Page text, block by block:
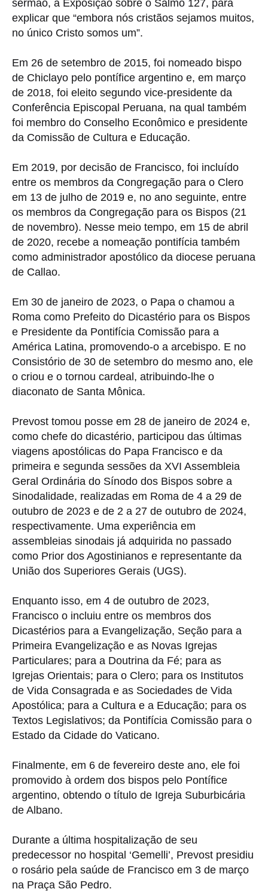
sermão, a Exposição sobre o Salmo 127, para
explicar que “embora nós cristãos sejamos muitos,
no único Cristo somos um”.
Em 26 de setembro de 2015, foi nomeado bispo
de Chiclayo pelo pontífice argentino e, em março
de 2018, foi eleito segundo vice-presidente da
Conferência Episcopal Peruana, na qual também
foi membro do Conselho Econômico e presidente
da Comissão de Cultura e Educação.
Em 2019, por decisão de Francisco, foi incluído
entre os membros da Congregação para o Clero
em 13 de julho de 2019 e, no ano seguinte, entre
os membros da Congregação para os Bispos (21
de novembro). Nesse meio tempo, em 15 de abril
de 2020, recebe a nomeação pontifícia também
como administrador apostólico da diocese peruana
de Callao.
Em 30 de janeiro de 2023, o Papa o chamou a
Roma como Prefeito do Dicastério para os Bispos
e Presidente da Pontifícia Comissão para a
América Latina, promovendo-o a arcebispo. E no
Consistório de 30 de setembro do mesmo ano, ele
o criou e o tornou cardeal, atribuindo-lhe o
diaconato de Santa Mônica.
Prevost tomou posse em 28 de janeiro de 2024 e,
como chefe do dicastério, participou das últimas
viagens apostólicas do Papa Francisco e da
primeira e segunda sessões da XVI Assembleia
Geral Ordinária do Sínodo dos Bispos sobre a
Sinodalidade, realizadas em Roma de 4 a 29 de
outubro de 2023 e de 2 a 27 de outubro de 2024,
respectivamente. Uma experiência em
assembleias sinodais já adquirida no passado
como Prior dos Agostinianos e representante da
União dos Superiores Gerais (UGS).
Enquanto isso, em 4 de outubro de 2023,
Francisco o incluiu entre os membros dos
Dicastérios para a Evangelização, Seção para a
Primeira Evangelização e as Novas Igrejas
Particulares; para a Doutrina da Fé; para as
Igrejas Orientais; para o Clero; para os Institutos
de Vida Consagrada e as Sociedades de Vida
Apostólica; para a Cultura e a Educação; para os
Textos Legislativos; da Pontifícia Comissão para o
Estado da Cidade do Vaticano.
Finalmente, em 6 de fevereiro deste ano, ele foi
promovido à ordem dos bispos pelo Pontífice
argentino, obtendo o título de Igreja Suburbicária
de Albano.
Durante a última hospitalização de seu
predecessor no hospital ‘Gemelli’, Prevost presidiu
o rosário pela saúde de Francisco em 3 de março
na Praça São Pedro.